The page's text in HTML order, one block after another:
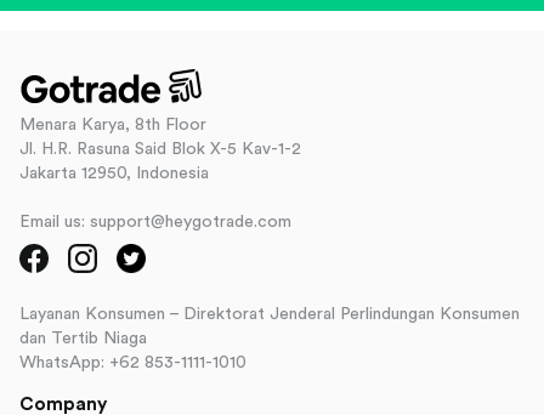
Menara Karya, 8th Floor
Jl. H.R. Rasuna Said Blok X-5 Kav-1-2
Jakarta 12950, Indonesia
Email us: support@heygotrade.com
Layanan Konsumen – Direktorat Jenderal Perlindungan Konsumen
dan Tertib Niaga
WhatsApp: +62 853-1111-1010
Company